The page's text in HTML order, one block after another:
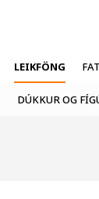
LEIKFÖNG
DÚKKUR OG